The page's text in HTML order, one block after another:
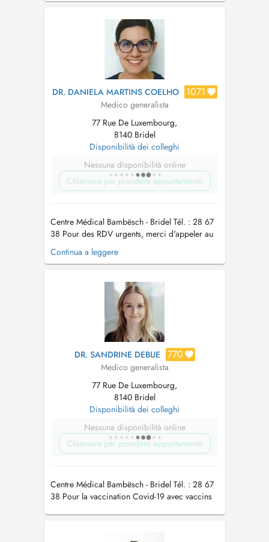
DR. DANIELA MARTINS COELHO 1071
Medico generalista
77 Rue De Luxembourg,
8140 Bridel
Disponibilità dei colleghi
Nessuna disponibilità online
Chiamare per prendere appuntamento
Centre Médical Bambësch - Bridel Tél. : 28 67
38 Pour des RDV urgents, merci d'appeler au
secrétariat Pour la vaccination Covid-19, merci
de prendre rdv par téléphone au secrétariat
secretariato. Para vacinação Covid-19, pode
telefonar ao secretari...
Continua a leggere
DR. SANDRINE DEBUE 770
Medico generalista
77 Rue De Luxembourg,
8140 Bridel
Disponibilità dei colleghi
Nessuna disponibilità online
Chiamare per prendere appuntamento
Centre Médical Bambësch - Bridel Tél. : 28 67
38 Pour la vaccination Covid-19 avec vaccins